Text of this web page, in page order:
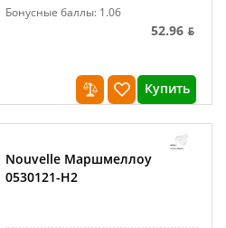
Бонусные баллы: 1.06
52.96 ƃ
Купить
Nouvelle Маршмеллоу
0530121-Н2